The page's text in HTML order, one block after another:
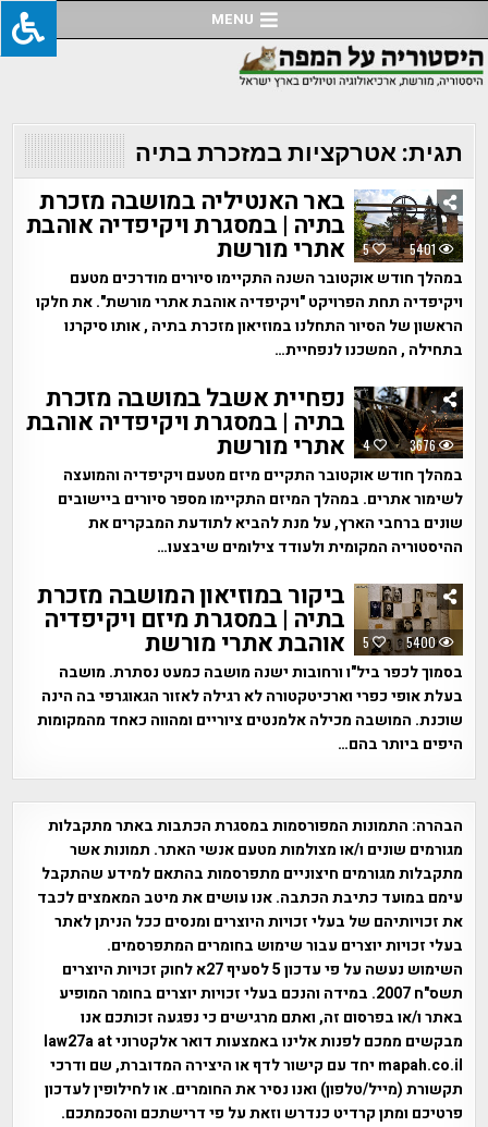
to
content
MENU
תגית:אטרקציות במזכרת בתיה
5 5401
באר האנטיליה במושבה מזכרת
בתיה | במסגרת ויקיפדיה אוהבת
אתרי מורשת
במהלך חודש אוקטובר השנה התקיימו סיורים מודרכים מטעם
ויקיפדיה תחת הפרויקט "ויקיפדיה אוהבת אתרי מורשת". את חלקו
הראשון של הסיור התחלנו במוזיאון מזכרת בתיה , אותו סיקרנו
בתחילה , המשכנו לנפחיית…
4 3676
נפחיית אשבל במושבה מזכרת
בתיה | במסגרת ויקיפדיה אוהבת
אתרי מורשת
במהלך חודש אוקטובר התקיים מיזם מטעם ויקיפדיה והמועצה
לשימור אתרים. במהלך המיזם התקיימו מספר סיורים ביישובים
שונים ברחבי הארץ, על מנת להביא לתודעת המבקרים את
ההיסטוריה המקומית ולעודד צילומים שיבצעו…
5 5400
ביקור במוזיאון המושבה מזכרת
בתיה | במסגרת מיזם ויקיפדיה
אוהבת אתרי מורשת
בסמוך לכפר ביל"ו ורחובות ישנה מושבה כמעט נסתרת. מושבה
בעלת אופי כפרי וארכיטקטורה לא רגילה לאזור הגאוגרפי בה הינה
שוכנת. המושבה מכילה אלמנטים ציוריים ומהווה כאחד מהמקומות
היפים ביותר בהם…
הבהרה: התמונות המפורסמות במסגרת הכתבות באתר מתקבלות
מגורמים שונים ו/או מצולמות מטעם אנשי האתר. תמונות אשר
מתקבלות מגורמים חיצוניים מתפרסמות בהתאם למידע שהתקבל
עימם במועד כתיבת הכתבה. אנו עושים את מיטב המאמצים לכבד
את זכויותיהם של בעלי זכויות היוצרים ומנסים ככל הניתן לאתר
בעלי זכויות יוצרים עבור שימוש בחומרים המתפרסמים.
השימוש נעשה על פי עדכון 5 לסעיף 27א לחוק זכויות היוצרים
תשס"ח 2007. במידה והנכם בעלי זכויות יוצרים בחומר המופיע
באתר ו/או בפרסום זה, ואתם מרגישים כי נפגעה זכותכם אנו
מבקשים ממכם לפנות אלינו באמצעות דואר אלקטרוני law27a at
mapah.co.il יחד עם קישור לדף או היצירה המדוברת, שם ודרכי
תקשורת (מייל/טלפון) ואנו נסיר את החומרים. או לחילופין לעדכון
פרטיכם ומתן קרדיט כנדרש וזאת על פי דרישתכם והסכמתכם.